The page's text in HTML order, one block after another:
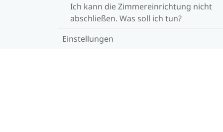
Ich kann die Zimmereinrichtung nicht
abschließen. Was soll ich tun?
Einstellungen